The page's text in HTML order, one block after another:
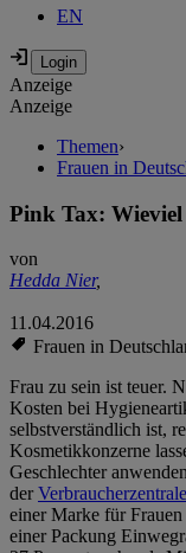
EN
Anzeige
Anzeige
Themen›
Frauen in
Pink Tax:
von
Hedda Nier,
11.04.2016
Frauen in
Frau zu sein ist teuer.
Kosten bei
selbstverständlich ist,
Kosmetikkonzerne
Geschlechter
der
einer Marke für
einer Packung